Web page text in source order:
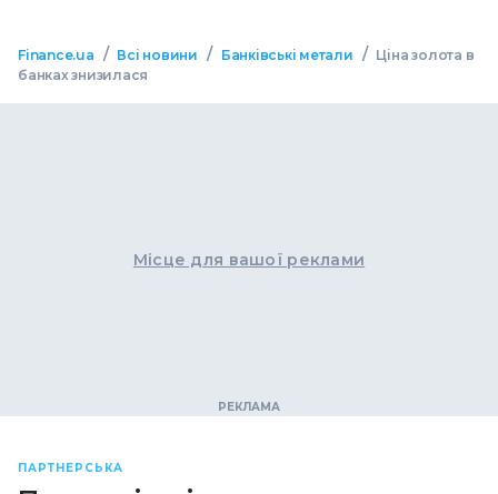
Finance.ua / Всі новини / Банківські метали / Ціна золота в
банках знизилася
Місце для вашої реклами
ПАРТНЕРСЬКА